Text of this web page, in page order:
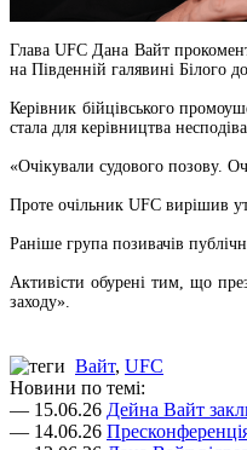
Глава UFC Дана Вайт
на Південній галявині Білого
Керівник бійцівського
стала для керівництва
«Очікували судового позову.
Проте очільник UFC вирішив
Раніше група позивачів
Активісти обурені тим, що
заходу».
Вайт, UFC
Новини по темі:
— 15.06.26 Дейна Вайт
— 14.06.26